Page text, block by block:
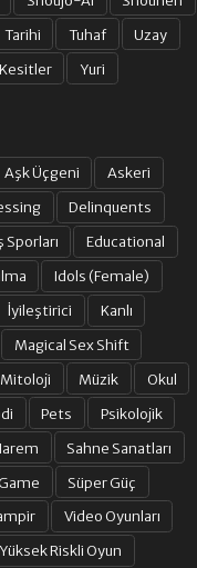
Tarihi Tuhaf
Uzay
Yuri
Aşk Üçgeni
Askeri
Delinquents
Sporları
Educational
Idols (Female)
İyileştirici
Kanlı
Magical Sex Shift
Mitoloji Müzik
Okul
Pets
Psikolojik
Sahne Sanatları
Süper Güç
Video Oyunları
Yüksek Riskli Oyun